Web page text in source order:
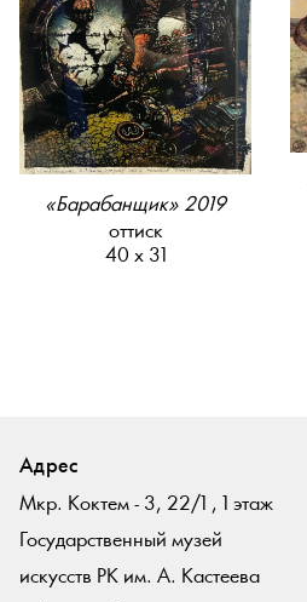
«Барабанщик» 2019
оттиск
40 х 31
Адрес
Мкр. Коктем - 3, 22/1 , 1 этаж
Государственный музей
искусств РК им. А. Кастеева